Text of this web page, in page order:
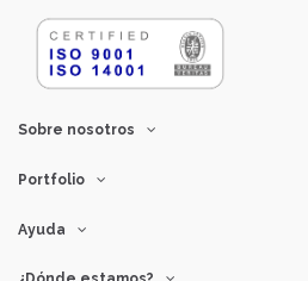
Sobre nosotros
Portfolio
Ayuda